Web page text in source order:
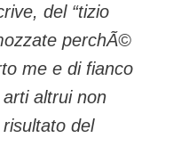
del “tizio
perchÃ©
me e di fianco
altrui non
risultato del